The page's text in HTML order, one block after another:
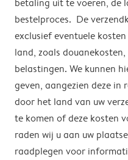
betaling uit te voeren, de
bestelproces. De
exclusief eventuele
land, zoals
belastingen. We kunnen
geven, aangezien deze
door het land van uw
te komen of deze kosten
raden wij u aan uw
raadplegen voor